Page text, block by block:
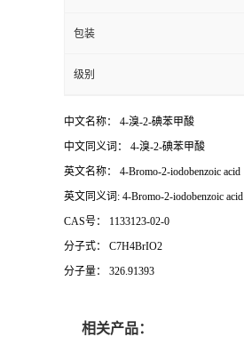
包装
级别
中文名称： 4-溴-2-碘苯甲酸
中文同义词： 4-溴-2-碘苯甲酸
英文名称： 4-Bromo-2-iodobenzoic acid
英文同义词: 4-Bromo-2-iodobenzoic acid
CAS号： 1133123-02-0
分子式： C7H4BrIO2
分子量： 326.91393
相关产品：